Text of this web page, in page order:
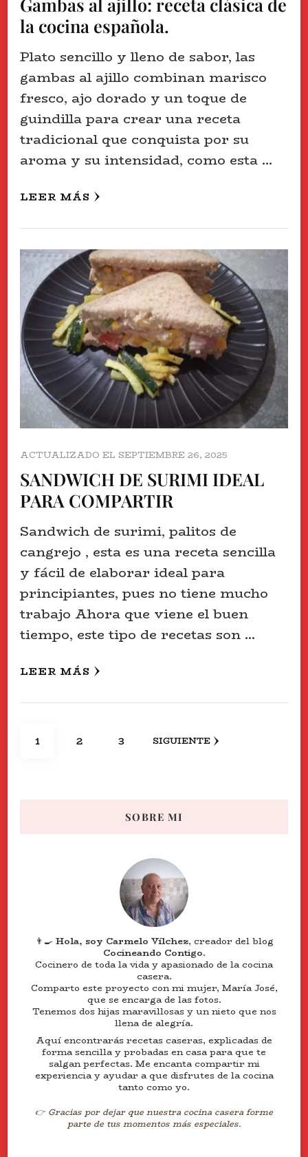
la cocina española.
Plato sencillo y lleno de sabor, las
gambas al ajillo combinan marisco
fresco, ajo dorado y un toque de
guindilla para crear una receta
tradicional que conquista por su
aroma y su intensidad, como esta …
LEER MÁS
ACTUALIZADO EL SEPTIEMBRE 26, 2025
SANDWICH DE SURIMI IDEAL
PARA COMPARTIR
Sandwich de surimi, palitos de
cangrejo , esta es una receta sencilla
y fácil de elaborar ideal para
principiantes, pues no tiene mucho
trabajo Ahora que viene el buen
tiempo, este tipo de recetas son …
LEER MÁS
Paginación
PÁGINA
1 PÁGINA
2 PÁGINA
3 SIGUIENTE
SOBRE MI
👨‍🍳 Hola, soy Carmelo Vílchez, creador del blog
Cocineando Contigo.
Cocinero de toda la vida y apasionado de la cocina
casera.
Comparto este proyecto con mi mujer, María José,
que se encarga de las fotos.
Tenemos dos hijas maravillosas y un nieto que nos
llena de alegría.
Aquí encontrarás recetas caseras, explicadas de
forma sencilla y probadas en casa para que te
salgan perfectas. Me encanta compartir mi
experiencia y ayudar a que disfrutes de la cocina
tanto como yo.
👉 Gracias por dejar que nuestra cocina casera forme
parte de tus momentos más especiales.